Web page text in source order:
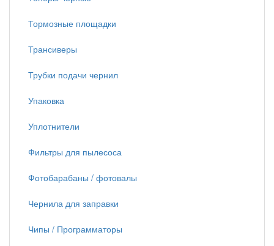
Тормозные площадки
Трансиверы
Трубки подачи чернил
Упаковка
Уплотнители
Фильтры для пылесоса
Фотобарабаны / фотовалы
Чернила для заправки
Чипы / Программаторы